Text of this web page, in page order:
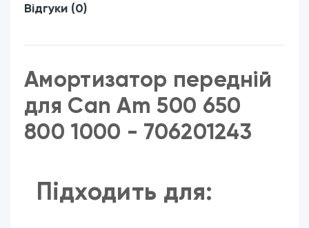
Відгуки (0)
Амортизатор передній
для Can Am 500 650
800 1000 - 706201243
Підходить для: